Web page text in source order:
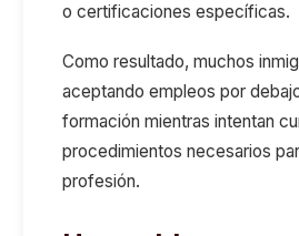
o certificaciones específicas.
Como resultado, muchos
aceptando empleos por
formación mientras intentan
procedimientos necesarios
profesión.